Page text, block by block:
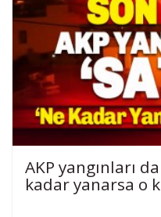
AKP yangınları
kadar yanarsa o